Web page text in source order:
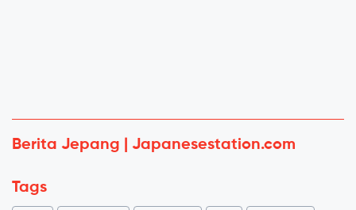
Berita Jepang | Japanesestation.com
Tags